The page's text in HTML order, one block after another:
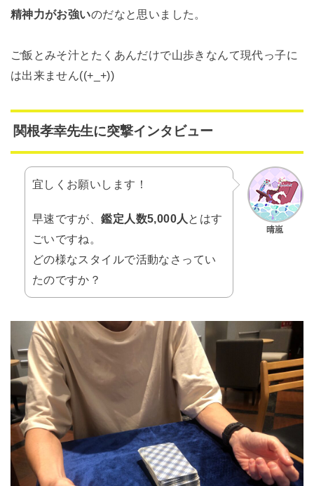
精神力がお強いのだなと思いました。
ご飯とみそ汁とたくあんだけで山歩きなんて現代っ子に
は出来ません((+_+))
関根孝幸先生に突撃インタビュー
宜しくお願いします！
早速ですが、鑑定人数5,000人 とはす
ごいですね。
どの様なスタイルで活動なさってい
たのですか？